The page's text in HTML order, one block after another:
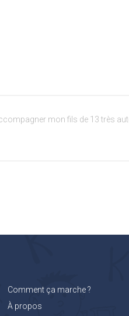
mon fils de 13 très
Comment ça marche ?
À propos